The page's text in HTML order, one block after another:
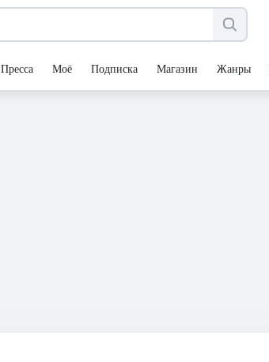
Пресса Моё Подписка Магазин Жанры